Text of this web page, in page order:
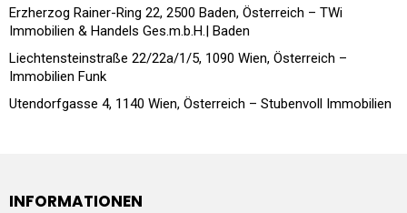
Erzherzog Rainer-Ring 22, 2500 Baden, Österreich – TWi
Immobilien & Handels Ges.m.b.H.| Baden
Liechtensteinstraße 22/22a/1/5, 1090 Wien, Österreich –
Immobilien Funk
Utendorfgasse 4, 1140 Wien, Österreich – Stubenvoll Immobilien
INFORMATIONEN